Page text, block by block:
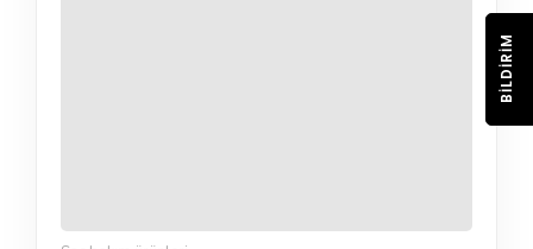
BILDIRIM